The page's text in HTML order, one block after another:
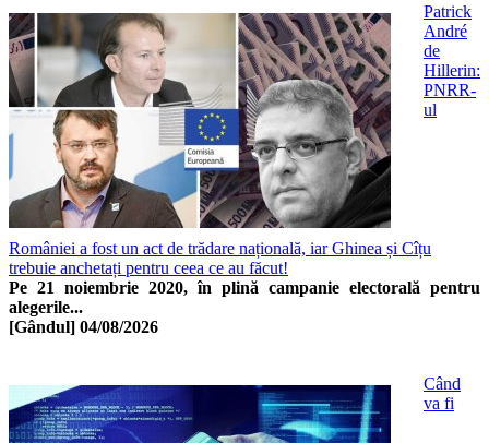
Patrick
André
de
Hillerin:
PNRR-
ul
României a fost un act de trădare națională, iar Ghinea și Cîțu
trebuie anchetați pentru ceea ce au făcut!
Pe 21 noiembrie 2020, în plină campanie electorală pentru
alegerile...
[Gândul] 04/08/2026
Când
va fi